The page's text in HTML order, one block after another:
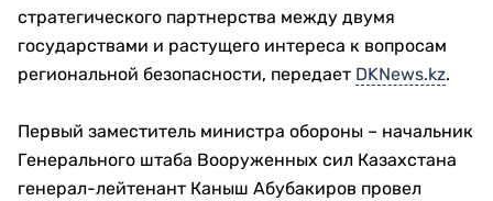
стратегического партнерства между двумя
государствами и растущего интереса к вопросам
региональной безопасности, передает DKNews.kz.
Первый заместитель министра обороны – начальник
Генерального штаба Вооруженных сил Казахстана
генерал-лейтенант Каныш Абубакиров провел